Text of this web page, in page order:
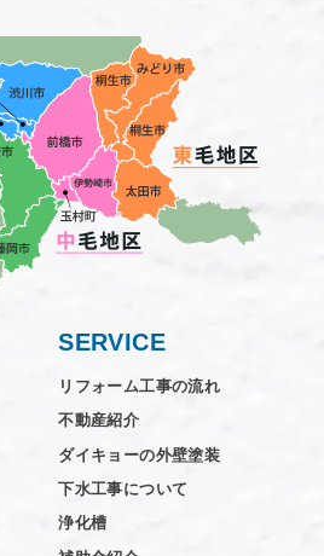
SERVICE
リフォーム工事の流れ
不動産紹介
ダイキョーの外壁塗装
下水工事について
浄化槽